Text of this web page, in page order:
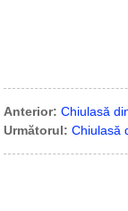
Anterior: Chiulasă
Următorul: Chiulasă